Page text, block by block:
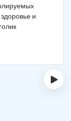
и
›